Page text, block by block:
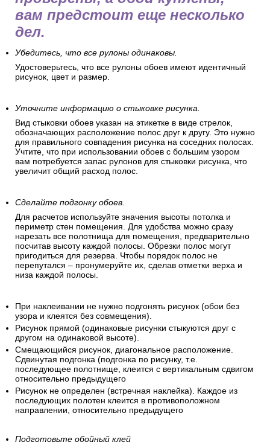
вам предстоит еще несколько
дел.
Убедитесь, что все рулоны одинаковы.
Удостоверьтесь, что все рулоны обоев имеют идентичный
рисунок, цвет и размер.
Уточните информацию о стыковке рисунка.
Вид стыковки обоев указан на этикетке в виде стрелок,
обозначающих расположение полос друг к другу. Это нужно
для правильного совпадения рисунка на соседних полосах.
Учтите, что при использовании обоев с большим узором
вам потребуется запас рулонов для стыковки рисунка, что
увеличит общий расход полос.
Сделайте подгонку обоев.
Для расчетов используйте значения высоты потолка и
периметр стен помещения. Для удобства можно сразу
нарезать все полотнища для помещения, предварительно
посчитав высоту каждой полосы. Обрезки полос могут
пригодиться для резерва. Чтобы порядок полос не
перепутался – пронумеруйте их, сделав отметки верха и
низа каждой полосы.
При наклеивании не нужно подгонять рисунок (обои без
узора и клеятся без совмещения).
Рисунок прямой (одинаковые рисунки стыкуются друг с
другом на одинаковой высоте).
Смещающийся рисунок, диагональное расположение.
Сдвинутая подгонка (подгонка по рисунку, т.е.
последующее полотнище, клеится с вертикальным сдвигом
относительно предыдущего
Рисунок не определен (встречная наклейка). Каждое из
последующих полотен клеится в противоположном
направлении, относительно предыдущего
Подготовьте обойный клей